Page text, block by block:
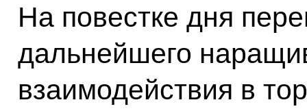
На повестке дня
дальнейшего
взаимодействия в